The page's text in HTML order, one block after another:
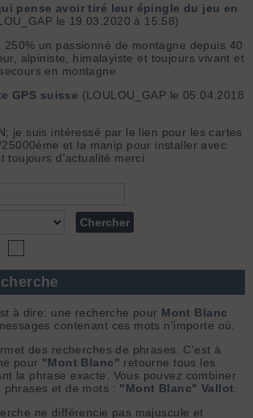
pense avoir tiré leur épingle du jeu en
le 19.03.2020 à 15:58)
un passionné de montagne depuis 40
alpiniste, himalayiste et toujours vivant et
en montagne
GPS suisse (LOULOU_GAP le 05.04.2018
je suis intéressé par le lien pour les cartes
25000éme et la manip pour installer avec
toujours d'actualité merci
à dire: une recherche pour Mont Blanc
contenant ces mots n'importe où.
des recherches de phrases. C'est à
pour "Mont Blanc" retourne tous les
la phrase exacte. Vous pouvez combiner
phrases et de mots : "Mont Blanc" Vallot
ne différencie pas majuscule et